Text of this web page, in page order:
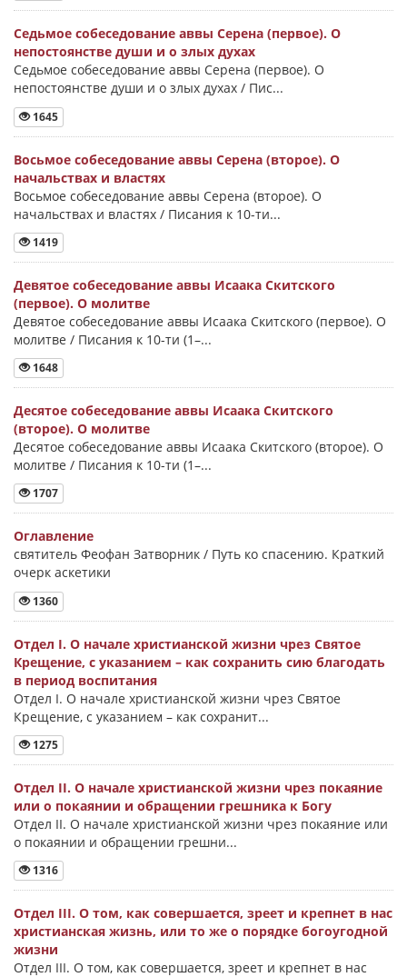
Седьмое собеседование аввы Серена (первое). О
непостоянстве души и о злых духах
Седьмое собеседование аввы Серена (первое). О
непостоянстве души и о злых духах / Пис...
1645
Восьмое собеседование аввы Серена (второе). О
начальствах и властях
Восьмое собеседование аввы Серена (второе). О
начальствах и властях / Писания к 10-ти...
1419
Девятое собеседование аввы Исаака Скитского
(первое). О молитве
Девятое собеседование аввы Исаака Скитского (первое). О
молитве / Писания к 10-ти (1–...
1648
Десятое собеседование аввы Исаака Скитского
(второе). О молитве
Десятое собеседование аввы Исаака Скитского (второе). О
молитве / Писания к 10-ти (1–...
1707
Оглавление
святитель Феофан Затворник / Путь ко спасению. Краткий
очерк аскетики
1360
Отдел I. О начале христианской жизни чрез Святое
Крещение, с указанием – как сохранить сию благодать
в период воспитания
Отдел I. О начале христианской жизни чрез Святое
Крещение, с указанием – как сохранит...
1275
Отдел II. О начале христианской жизни чрез покаяние
или о покаянии и обращении грешника к Богу
Отдел II. О начале христианской жизни чрез покаяние или
о покаянии и обращении грешни...
1316
Отдел III. О том, как совершается, зреет и крепнет в нас
христианская жизнь, или то же о порядке богоугодной
жизни
Отдел III. О том, как совершается, зреет и крепнет в нас